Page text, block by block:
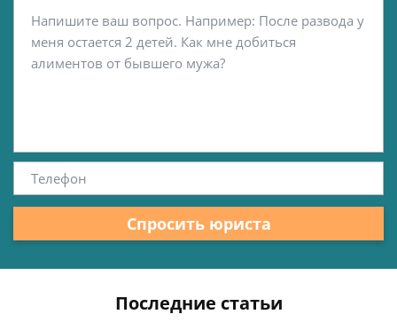
Спросить юриста
Последние статьи